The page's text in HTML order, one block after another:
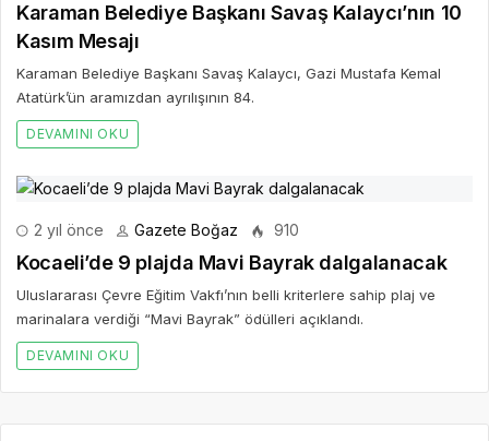
Karaman Belediye Başkanı Savaş Kalaycı’nın 10
Kasım Mesajı
Karaman Belediye Başkanı Savaş Kalaycı, Gazi Mustafa Kemal
Atatürk’ün aramızdan ayrılışının 84.
DEVAMINI OKU
2 yıl önce Gazete Boğaz 910
Kocaeli’de 9 plajda Mavi Bayrak dalgalanacak
Uluslararası Çevre Eğitim Vakfı’nın belli kriterlere sahip plaj ve
marinalara verdiği “Mavi Bayrak” ödülleri açıklandı.
DEVAMINI OKU